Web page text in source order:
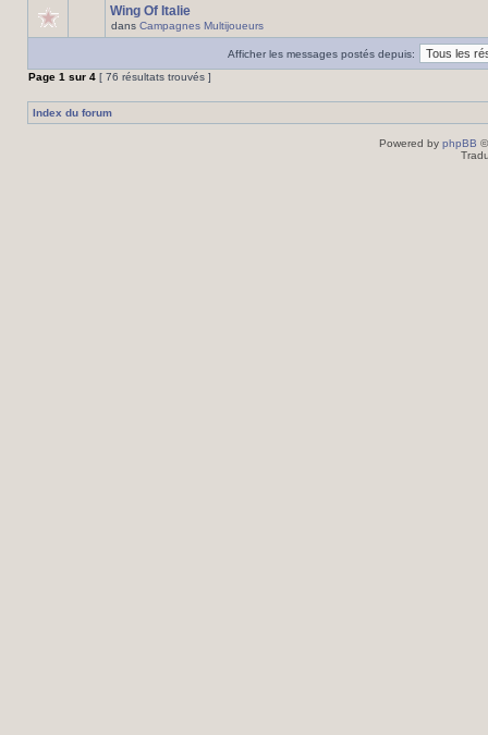
Wing Of Italie
dans Campagnes Multijoueurs
Afficher les messages postés depuis:
Page 1 sur 4 [ 76 résultats trouvés ]
Index du forum
Powered by phpBB